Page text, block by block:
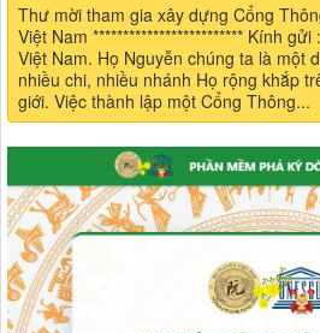
Thư mời tham gia xây dựng Cổng
Việt Nam ************************* Kính
Việt Nam. Họ Nguyễn chúng ta là một
nhiều chi, nhiều nhánh Họ rộng khắp
giới. Việc thành lập một Cổng Thông...